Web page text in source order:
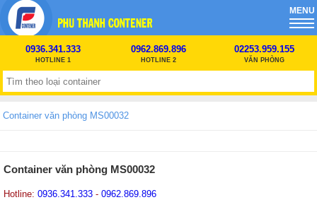
02253.959.155
VĂN PHÒNG
0962.869.896
HOTLINE 2
0936.341.333
HOTLINE 1
MENU
Container văn phòng MS00032
Container văn phòng MS00032
Hotline: 0936.341.333 - 0962.869.896